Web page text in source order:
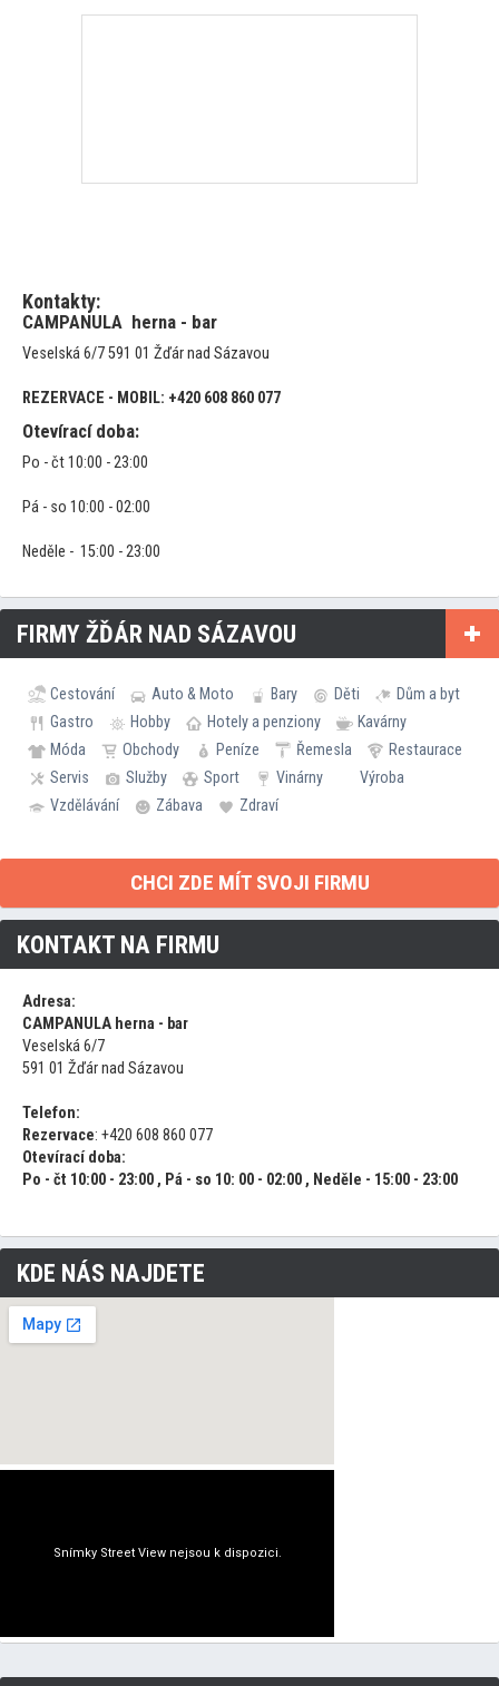
Kontakty:
CAMPANULA herna - bar
Veselská 6/7 591 01 Žďár nad Sázavou
REZERVACE - MOBIL: +420 608 860 077
Otevírací doba:
Po - čt 10:00 - 23:00
Pá - so 10:00 - 02:00
Neděle - 15:00 - 23:00
FIRMY ŽĎÁR NAD SÁZAVOU
Cestování Auto & Moto Bary Děti
Dům a byt
Gastro
Hobby Hotely a penziony
Kavárny
Móda
Obchody Peníze Řemesla
Restaurace
Servis
Služby Sport Vinárny
Výroba
Vzdělávání
Zábava Zdraví
CHCI ZDE MÍT SVOJI FIRMU
KONTAKT NA FIRMU
Adresa:
CAMPANULA herna - bar
Veselská 6/7
591 01 Žďár nad Sázavou
Telefon:
Rezervace: +420 608 860 077
Otevírací doba:
Po - čt 10:00 - 23:00 , Pá - so 10: 00 - 02:00 , Neděle - 15:00 - 23:00
KDE NÁS NAJDETE